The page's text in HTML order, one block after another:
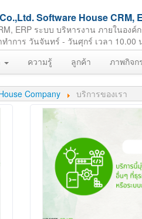
Software House CRM,
ERP ระบบ บริหารงาน ภายในองค์
ำการ วันจันทร์ - วันศุกร์ เวลา 10.00
ความรู้ ลูกค้า ภาพกิจก
Company บริการของเรา